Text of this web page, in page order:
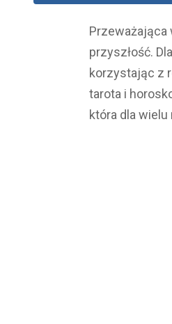
Przeważająca
przyszłość.
korzystając z
tarota i
która dla